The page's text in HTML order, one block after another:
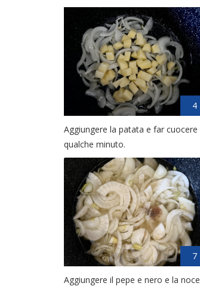
4
Aggiungere la patata e far cuocere
qualche minuto.
7
Aggiungere il pepe e nero e la noce